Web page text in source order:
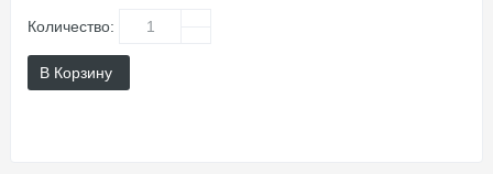
Количество:
В Корзину